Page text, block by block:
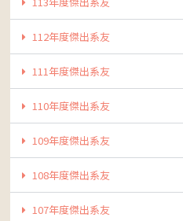
112年度傑出系友
111年度傑出系友
110年度傑出系友
109年度傑出系友
108年度傑出系友
107年度傑出系友